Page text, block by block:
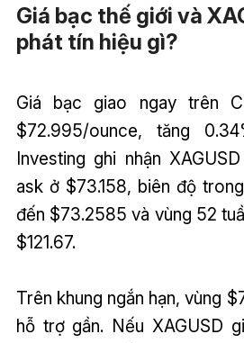
Giá bạc thế giới và
phát tín hiệu gì?
Giá bạc giao ngay trên
$72.995/ounce, tăng
Investing ghi nhận
ask ở $73.158, biên độ
đến $73.2585 và vùng 52
$121.67.
Trên khung ngắn hạn, vùng
hỗ trợ gần. Nếu XAGUSD